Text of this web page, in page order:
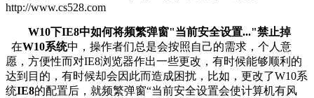
http://www.cs528.com
W10下IE8中如何将频繁弹窗"当前安全设置..."禁止掉
在W10系统中，操作者们总是会按照自己的需求，个人意
愿，方便性而对IE8浏览器作出一些更改，有时候能够顺利的
达到目的，有时候却会因此而造成困扰，比如，更改了W10系
统IE8的配置后，就频繁弹窗“当前安全设置会使计算机有风